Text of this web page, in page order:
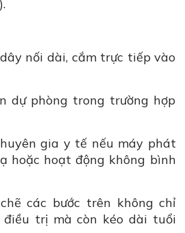
nối dài, cắm trực tiếp vào
dự phòng trong trường hợp
gia y tế nếu máy phát
hoặc hoạt động không bình
các bước trên không chỉ
điều trị mà còn kéo dài tuổi